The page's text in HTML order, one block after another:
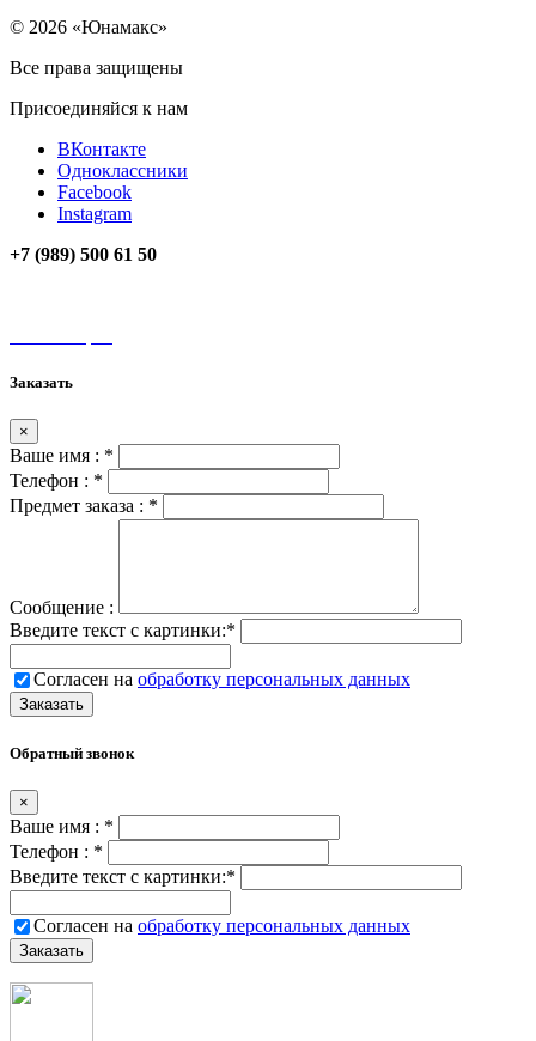
© 2026 «Юнамакс»
Все права защищены
Присоединяйся к нам
ВКонтакте
Одноклассники
Facebook
Instagram
+7 (989) 500 61 50
Заказать
×
Ваше имя : *
Телефон : *
Предмет заказа : *
Сообщение :
Введите текст с картинки:*
Согласен на обработку персональных данных
Обратный звонок
×
Ваше имя : *
Телефон : *
Введите текст с картинки:*
Согласен на обработку персональных данных